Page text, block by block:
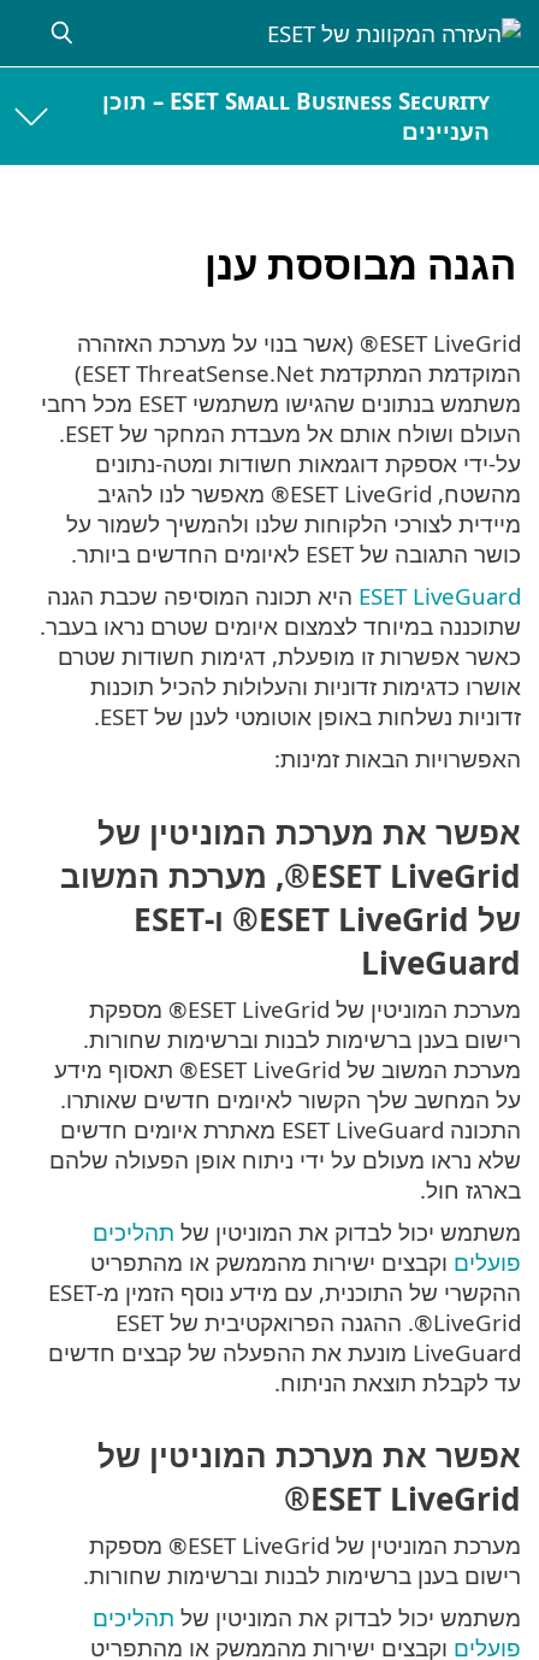
ESET Small Business Security – תוכן
העניינים
הגנה מבוססת ענן
ESET LiveGrid® (אשר בנוי על מערכת האזהרה
המוקדמת המתקדמת ESET ThreatSense.Net)
משתמש בנתונים שהגישו משתמשי ESET מכל רחבי
העולם ושולח אותם אל מעבדת המחקר של ESET.
על-ידי אספקת דוגמאות חשודות ומטה-נתונים
מהשטח, ESET LiveGrid® מאפשר לנו להגיב
מיידית לצורכי הלקוחות שלנו ולהמשיך לשמור על
כושר התגובה של ESET לאיומים החדשים ביותר.
ESET LiveGuard היא תכונה המוסיפה שכבת הגנה
שתוכננה במיוחד לצמצום איומים שטרם נראו בעבר.
כאשר אפשרות זו מופעלת, דגימות חשודות שטרם
אושרו כדגימות זדוניות והעלולות להכיל תוכנות
זדוניות נשלחות באופן אוטומטי לענן של ESET.
האפשרויות הבאות זמינות:
אפשר את מערכת המוניטין של
ESET LiveGrid®, מערכת המשוב
של ESET LiveGrid® ו-ESET
LiveGuard
מערכת המוניטין של ESET LiveGrid® מספקת
רישום בענן ברשימות לבנות וברשימות שחורות.
מערכת המשוב של ESET LiveGrid® תאסוף מידע
על המחשב שלך הקשור לאיומים חדשים שאותרו.
התכונה ESET LiveGuard מאתרת איומים חדשים
שלא נראו מעולם על ידי ניתוח אופן הפעולה שלהם
בארגז חול.
משתמש יכול לבדוק את המוניטין של תהליכים
פועלים וקבצים ישירות מהממשק או מהתפריט
ההקשרי של התוכנית, עם מידע נוסף הזמין מ-ESET
LiveGrid®. ההגנה הפרואקטיבית של ESET
LiveGuard מונעת את ההפעלה של קבצים חדשים
עד לקבלת תוצאת הניתוח.
אפשר את מערכת המוניטין של
ESET LiveGrid®
מערכת המוניטין של ESET LiveGrid® מספקת
רישום בענן ברשימות לבנות וברשימות שחורות.
משתמש יכול לבדוק את המוניטין של תהליכים
פועלים וקבצים ישירות מהממשק או מהתפריט